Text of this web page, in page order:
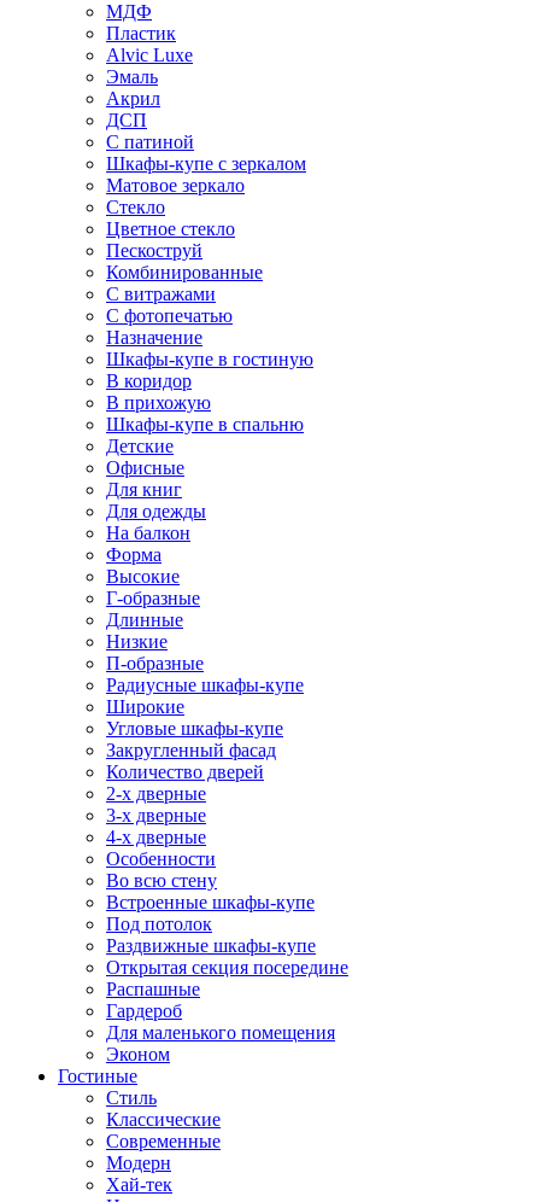
МДФ
Пластик
Alvic Luxe
Эмаль
Акрил
ДСП
С патиной
Шкафы-купе с зеркалом
Матовое зеркало
Стекло
Цветное стекло
Пескоструй
Комбинированные
С витражами
С фотопечатью
Назначение
Шкафы-купе в гостиную
В коридор
В прихожую
Шкафы-купе в спальню
Детские
Офисные
Для книг
Для одежды
На балкон
Форма
Высокие
Г-образные
Длинные
Низкие
П-образные
Радиусные шкафы-купе
Широкие
Угловые шкафы-купе
Закругленный фасад
Количество дверей
2-х дверные
3-х дверные
4-х дверные
Особенности
Во всю стену
Встроенные шкафы-купе
Под потолок
Раздвижные шкафы-купе
Открытая секция посередине
Распашные
Гардероб
Для маленького помещения
Эконом
Гостиные
Стиль
Классические
Современные
Модерн
Хай-тек